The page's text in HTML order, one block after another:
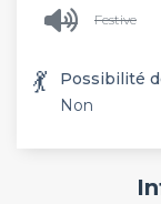
Festive
💃
Possibilité
Non